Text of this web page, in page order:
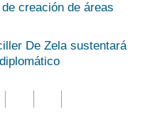
creación de áreas
De Zela sustentará